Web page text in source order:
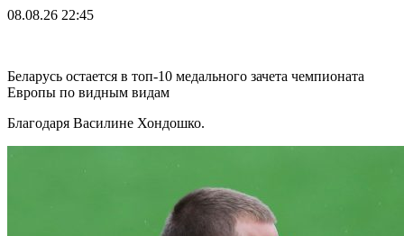
08.08.26 22:45
Беларусь остается в топ-10 медального зачета чемпионата
Европы по видным видам
Благодаря Василине Хондошко.